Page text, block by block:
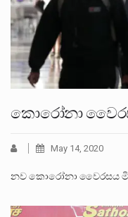
කොරෝනා
May 14, 2020
නව කොරෝනා වෛරසය